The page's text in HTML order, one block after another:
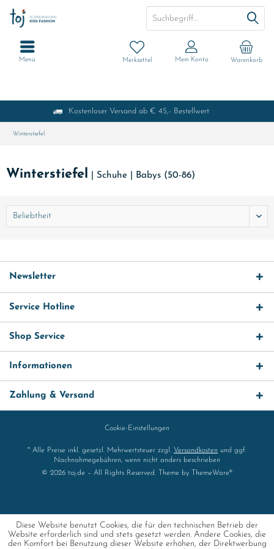
Kostenloser Versand ab € 45,- Bestellwert
Warenkorb
Merkzettel Mein Konto
Menü
Winterstiefel
Winterstiefel Schuhe| Babys (50-86)
Newsletter
Service Hotline
Shop Service
Informationen
Zahlung & Versand
Cookie-Einstellungen
* Alle Preise inkl. gesetzl. Mehrwertsteuer zzgl. Versandkosten und ggf.
Nachnahmegebühren, wenn nicht anders beschrieben
© 2026 toj.de – All Rights Reserved. Theme by
ThemeWare®
Diese Website benutzt Cookies, die für den technischen Betrieb der
Website erforderlich sind und stets gesetzt werden. Andere Cookies, die
den Komfort bei Benutzung dieser Website erhöhen, der Direktwerbung